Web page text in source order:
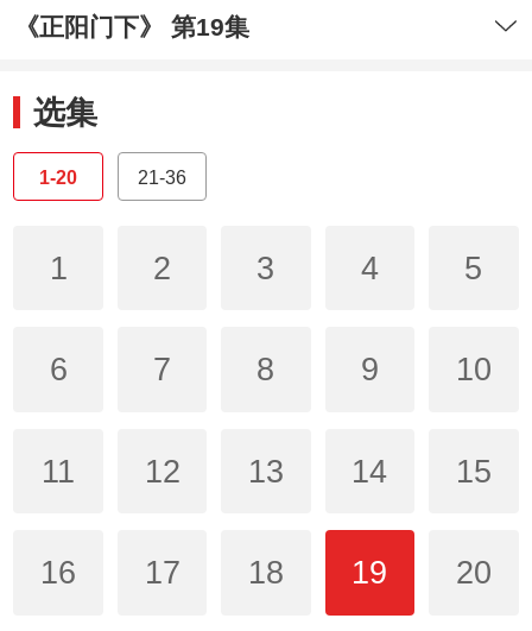
《正阳门下》 第19集
选集
1-20 21-36
1 2 3 4 5
6 7 8 9 10
11 12 13 14 15
16 17 18 19 20